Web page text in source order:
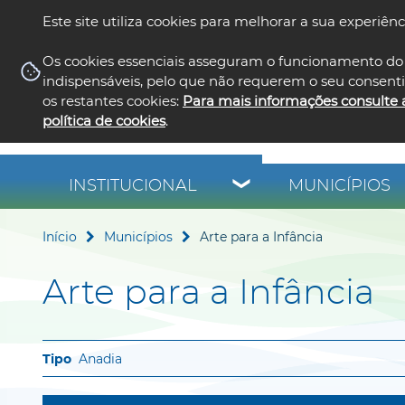
Este site utiliza cookies para melhorar a sua
Os cookies essenciais asseguram o funcionamento do
indispensáveis, pelo que não requerem o seu
os restantes cookies: Para mais informações consulte
política de cookies.
INSTITUCIONAL MUNICÍPIOS
Início Municípios Arte para a Infância
Arte para a Infância
Anadia